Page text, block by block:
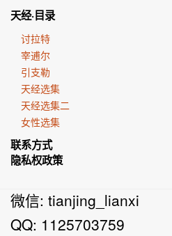
天经·目录
讨拉特
宰逋尔
引支勒
天经选集
天经选集二
女性选集
联系方式
隐私权政策
微信: tianjing_lianxi
QQ: 1125703759